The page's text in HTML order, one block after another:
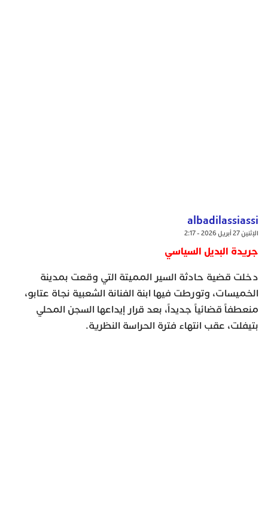
albadilassiassi
الإثنين 27 أبريل 2026 - 2:17
جريدة البديل السياسي
دخلت قضية حادثة السير المميتة التي وقعت بمدينة
الخميسات، وتورطت فيها ابنة الفنانة الشعبية نجاة عتابو،
منعطفاً قضائياً جديداً، بعد قرار إيداعها السجن المحلي
بتيفلت، عقب انتهاء فترة الحراسة النظرية.